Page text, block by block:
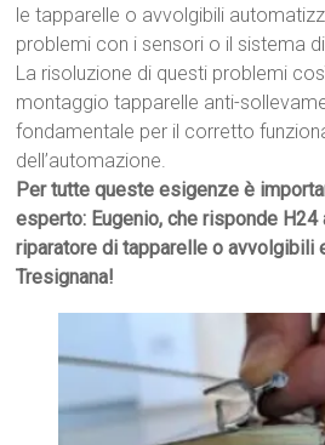
le tapparelle o avvolgibili
problemi con i sensori o il sistema
La risoluzione di questi problemi
montaggio tapparelle anti-
fondamentale per il corretto
dell’automazione.
Per tutte queste esigenze è
esperto: Eugenio, che risponde
riparatore di tapparelle o avvolgibili
Tresignana!